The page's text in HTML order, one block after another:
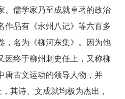
、儒学家乃至成就卓著的政治
作品有《永州八记》等六百多
，名为《柳河东集》。因为他
因终于柳州刺史任上，又称柳
唐古文运动的领导人物，并
其诗、文成就均极为杰出，